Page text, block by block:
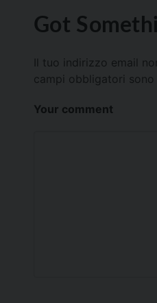
Got
Il tuo indirizzo email
campi obbligatori sono
Your comment